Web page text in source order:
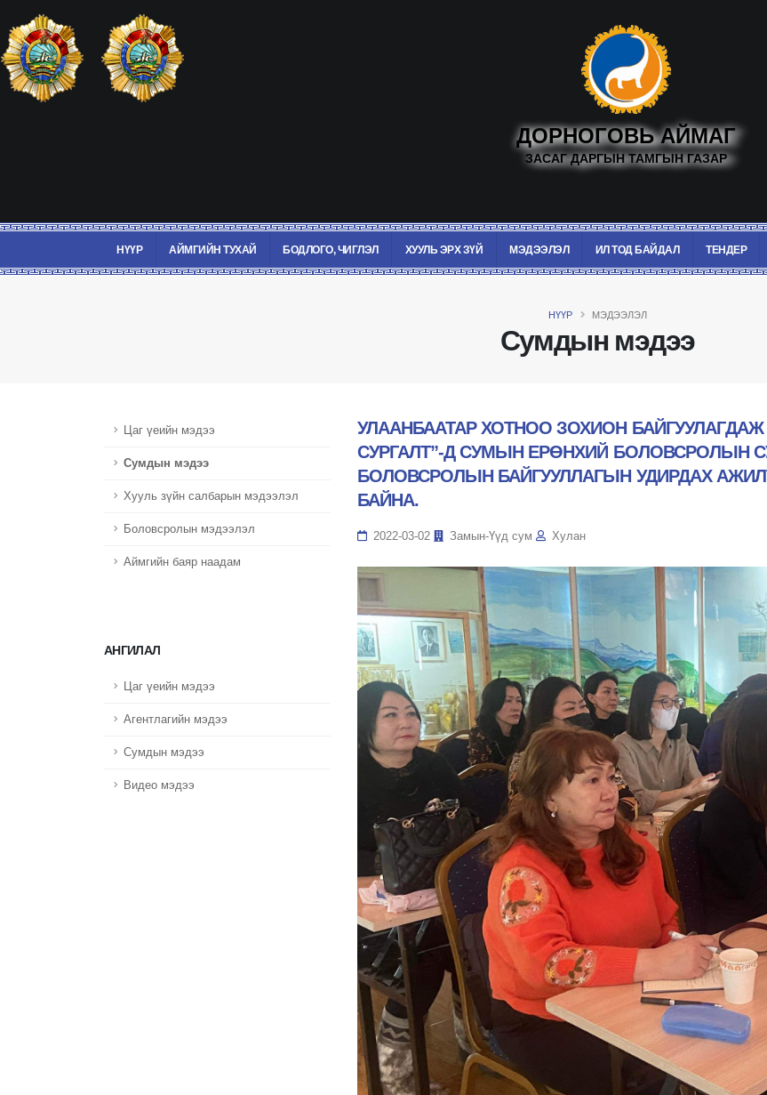
ДОРНОГОВЬ АЙМАГ
ЗАСАГ ДАРГЫН ТАМГЫН ГАЗАР
НҮҮР АЙМГИЙН ТУХАЙ БОДЛОГО, ЧИГЛЭЛ ХУУЛЬ ЭРХ ЗҮЙ МЭДЭЭЛЭЛ ИЛ ТОД БАЙДАЛ ТЕНДЕР
Сумдын мэдээ
НҮҮР МЭДЭЭЛЭЛ
Цаг үеийн мэдээ
Сумдын мэдээ
Хууль зүйн салбарын мэдээлэл
Боловсролын мэдээлэл
Аймгийн баяр наадам
АНГИЛАЛ
Цаг үеийн мэдээ
Агентлагийн мэдээ
Сумдын мэдээ
Видео мэдээ
УЛААНБААТАР ХОТНОО ЗОХИОН
СУРГАЛТ”-Д СУМЫН ЕРӨНХИЙ БОЛОВСРОЛЫН
БОЛОВСРОЛЫН БАЙГУУЛЛАГЫН УДИРДАХ
БАЙНА.
2022-03-02 Замын-Үүд сум Хулан